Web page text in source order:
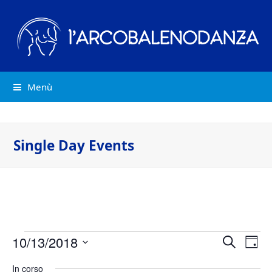
Menù
Single Day Events
Eventi
for
Eventi
Cerca
10/13/2018
In corso